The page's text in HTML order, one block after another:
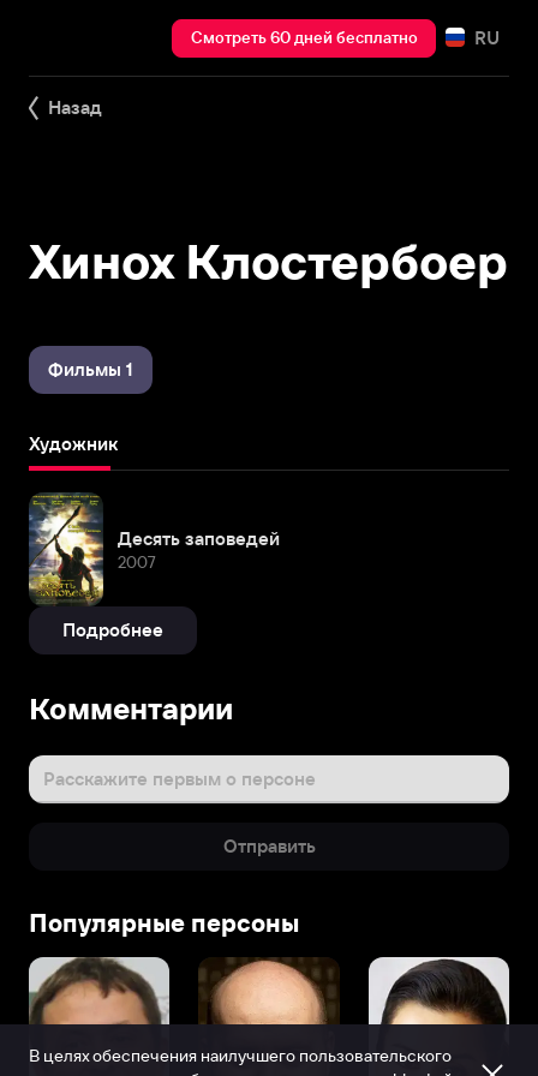
Смотреть 60 дней бесплатно RU
Назад
Хинох Клостербоер
Фильмы 1
Художник
Десять заповедей
2007
Подробнее
Комментарии
Расскажите первым о персоне
Отправить
Популярные персоны
В целях обеспечения наилучшего пользовательского